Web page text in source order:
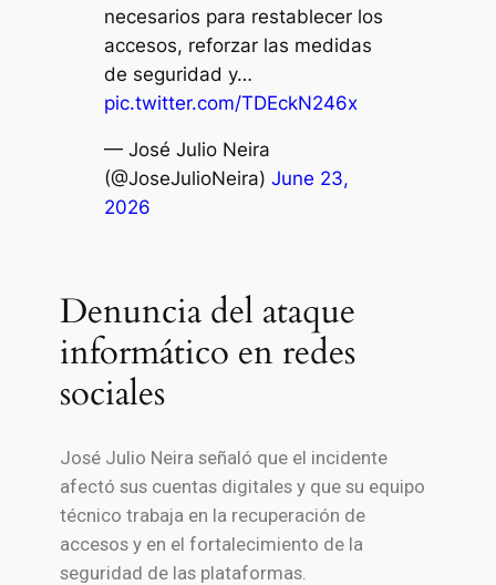
necesarios para restablecer los
accesos, reforzar las medidas
de seguridad y…
pic.twitter.com/TDEckN246x
— José Julio Neira
(@JoseJulioNeira) June 23,
2026
Denuncia del ataque
informático en redes
sociales
José Julio Neira señaló que el incidente
afectó sus cuentas digitales y que su equipo
técnico trabaja en la recuperación de
accesos y en el fortalecimiento de la
seguridad de las plataformas.